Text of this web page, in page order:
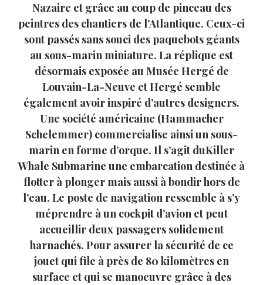
Nazaire et grâce au coup de pinceau des
peintres des chantiers de l’Atlantique. Ceux-ci
sont passés sans souci des paquebots géants
au sous-marin miniature. La réplique est
désormais exposée au Musée Hergé de
Louvain-La-Neuve et Hergé semble
également avoir inspiré d’autres designers.
Une société américaine (Hammacher
Schelemmer) commercialise ainsi un sous-
marin en forme d’orque. Il s’agit duKiller
Whale Submarine une embarcation destinée à
flotter à plonger mais aussi à bondir hors de
l’eau. Le poste de navigation ressemble à s’y
méprendre à un cockpit d’avion et peut
accueillir deux passagers solidement
harnachés. Pour assurer la sécurité de ce
jouet qui file à près de 80 kilomètres en
surface et qui se manoeuvre grâce à des